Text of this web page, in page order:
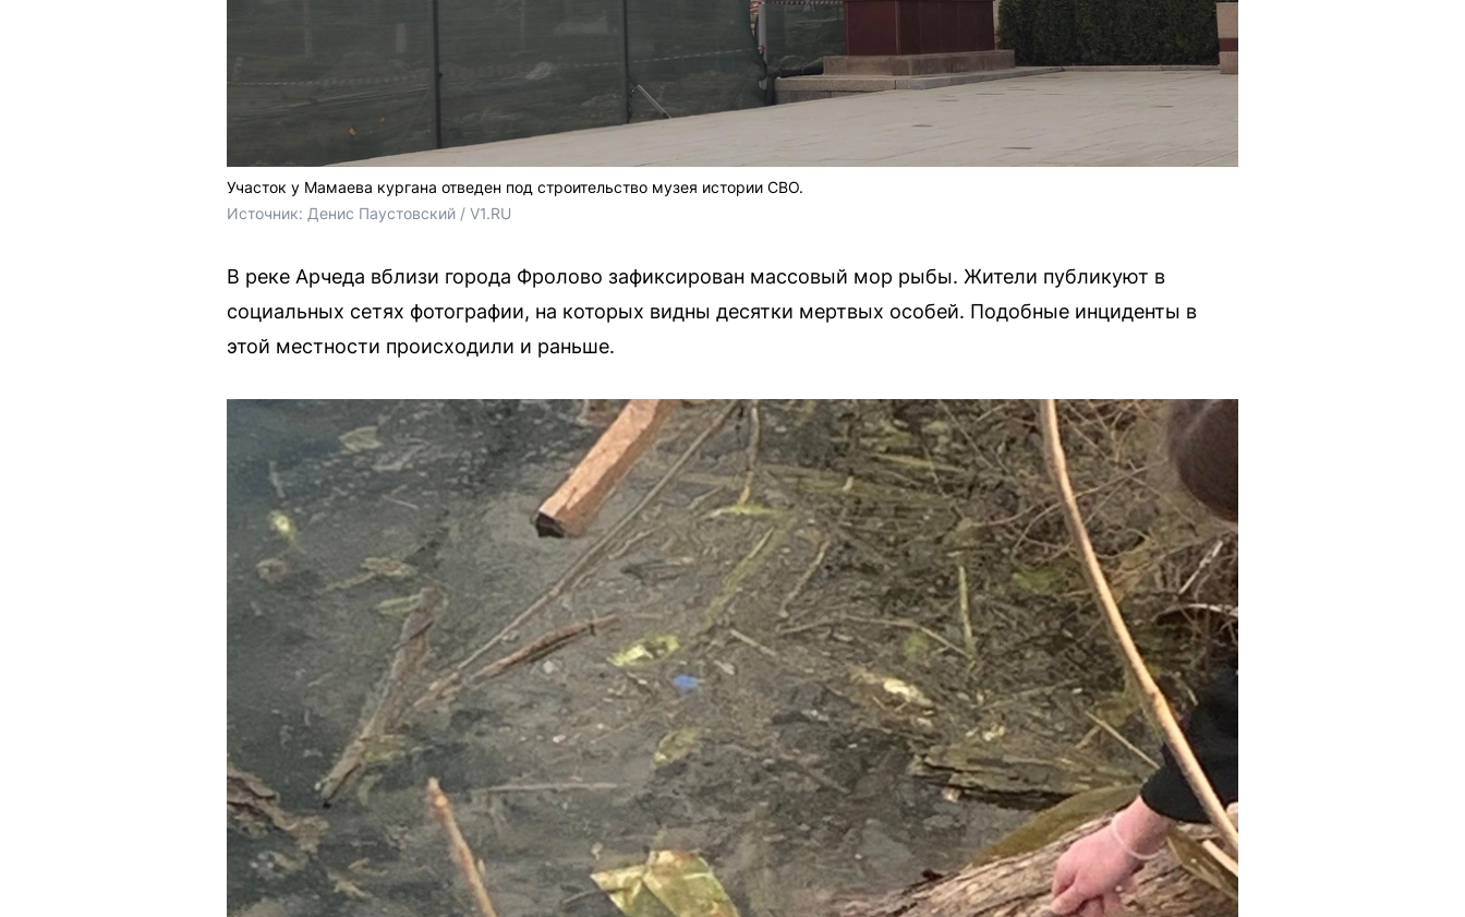
Участок у Мамаева кургана отведен под строительство музея истории СВО.
Источник: Денис Паустовский / V1.RU
В реке Арчеда вблизи города Фролово зафиксирован массовый мор рыбы. Жители публикуют в
социальных сетях фотографии, на которых видны десятки мертвых особей. Подобные инциденты в
этой местности происходили и раньше.